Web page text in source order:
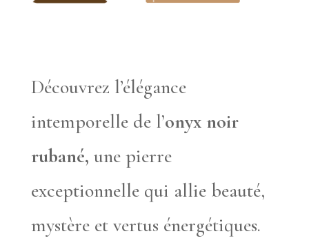
Découvrez l’élégance
intemporelle de l’onyx noir
rubané, une pierre
exceptionnelle qui allie beauté,
mystère et vertus énergétiques.